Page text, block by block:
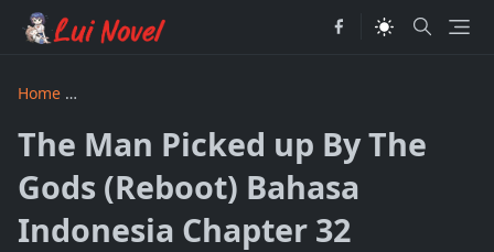
Home
The Man Picked up By The
Gods (Reboot) Bahasa
Indonesia Chapter 32